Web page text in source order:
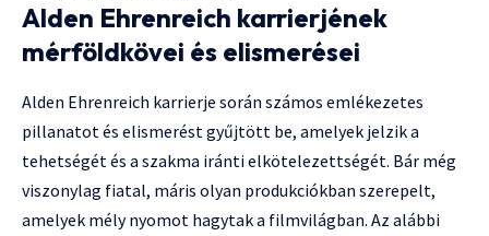
Alden Ehrenreich karrierjének
mérföldkövei és elismerései
Alden Ehrenreich karrierje során számos emlékezetes
pillanatot és elismerést gyűjtött be, amelyek jelzik a
tehetségét és a szakma iránti elkötelezettségét. Bár még
viszonylag fiatal, máris olyan produkciókban szerepelt,
amelyek mély nyomot hagytak a filmvilágban. Az alábbi